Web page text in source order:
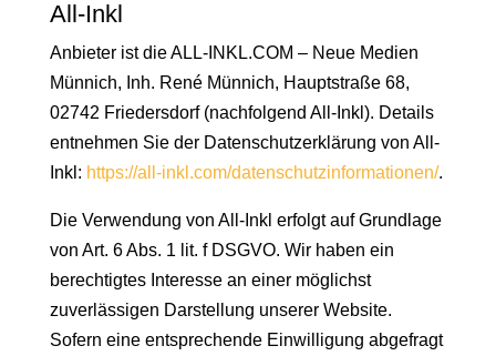
All-Inkl
Anbieter ist die ALL-INKL.COM – Neue Medien
Münnich, Inh. René Münnich, Hauptstraße 68,
02742 Friedersdorf (nachfolgend All-Inkl). Details
entnehmen Sie der Datenschutzerklärung von All-
Inkl: https://all-inkl.com/datenschutzinformationen/.
Die Verwendung von All-Inkl erfolgt auf Grundlage
von Art. 6 Abs. 1 lit. f DSGVO. Wir haben ein
berechtigtes Interesse an einer möglichst
zuverlässigen Darstellung unserer Website.
Sofern eine entsprechende Einwilligung abgefragt